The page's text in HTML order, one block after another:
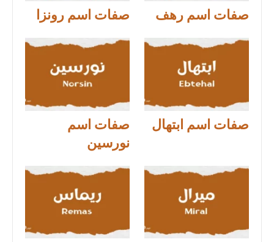
صفات اسم رهف صفات اسم رونزا
صفات اسم ابتهال
صفات اسم
نورسين